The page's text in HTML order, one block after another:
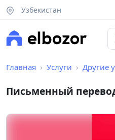
Узбекистан
Главная Услуги Другие
Письменный